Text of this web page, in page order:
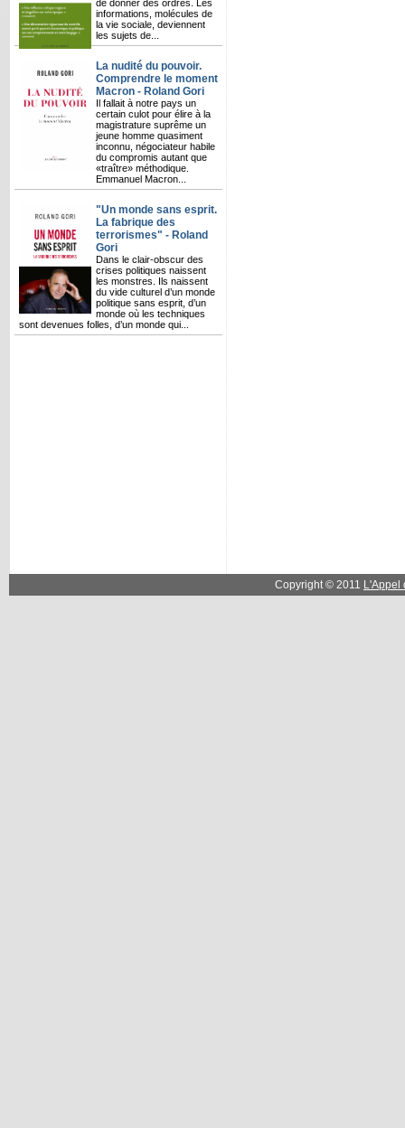
de donner des ordres. Les
informations, molécules de
la vie sociale, deviennent
les sujets de...
La nudité du pouvoir.
Comprendre le moment
Macron - Roland Gori
Il fallait à notre pays un
certain culot pour élire à la
magistrature suprême un
jeune homme quasiment
inconnu, négociateur habile
du compromis autant que
«traître» méthodique.
Emmanuel Macron...
"Un monde sans esprit.
La fabrique des
terrorismes" - Roland
Gori
Dans le clair-obscur des
crises politiques naissent
les monstres. Ils naissent
du vide culturel d’un monde
politique sans esprit, d’un
monde où les techniques
sont devenues folles, d’un monde qui...
Copyright © 2011 L'Appel